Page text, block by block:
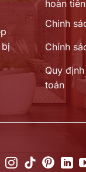
hoàn tiền
Chinh
Chính
Quy
toán